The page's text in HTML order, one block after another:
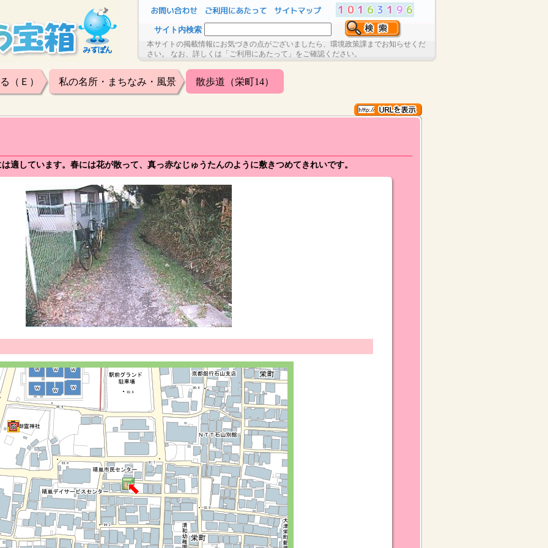
サイト内検索
本サイトの掲載情報にお気づきの点がございましたら、環境政策課までお知らせくだ
さい。 なお、詳しくは「ご利用にあたって」をご確認ください。
（Ｅ） 私の名所・まちなみ・風景 散歩道（栄町14）
適しています。春には花が散って、真っ赤なじゅうたんのように敷きつめてきれいです。